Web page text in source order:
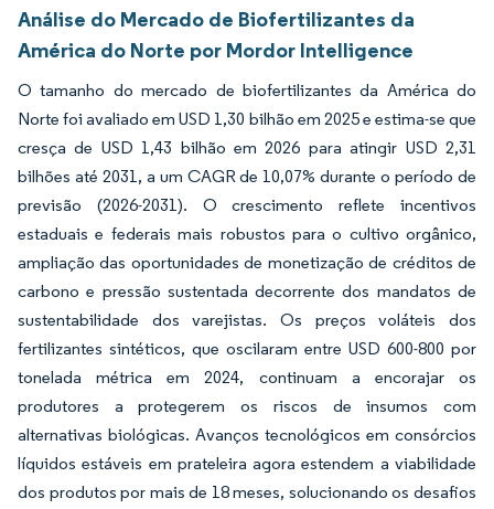
Análise do Mercado de Biofertilizantes da
América do Norte por Mordor Intelligence
O tamanho do mercado de biofertilizantes da América do
Norte foi avaliado em USD 1,30 bilhão em 2025 e estima-se que
cresça de USD 1,43 bilhão em 2026 para atingir USD 2,31
bilhões até 2031, a um CAGR de 10,07% durante o período de
previsão (2026-2031). O crescimento reflete incentivos
estaduais e federais mais robustos para o cultivo orgânico,
ampliação das oportunidades de monetização de créditos de
carbono e pressão sustentada decorrente dos mandatos de
sustentabilidade dos varejistas. Os preços voláteis dos
fertilizantes sintéticos, que oscilaram entre USD 600-800 por
tonelada métrica em 2024, continuam a encorajar os
produtores a protegerem os riscos de insumos com
alternativas biológicas. Avanços tecnológicos em consórcios
líquidos estáveis em prateleira agora estendem a viabilidade
dos produtos por mais de 18 meses, solucionando os desafios